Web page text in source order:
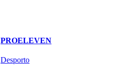
PROELEVEN
Desporto